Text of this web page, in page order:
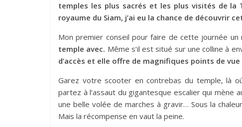
temples les plus sacrés et les plus visités de la
royaume du Siam, j’ai eu la chance de découvrir
Mon premier conseil pour faire de cette journée un
temple avec. Même s’il est situé sur une colline à
d’accès et elle offre de magnifiques points de vue
Garez votre scooter en contrebas du temple, là
partez à l’assaut du gigantesque escalier qui mène
une belle volée de marches à gravir… Sous la
Mais la récompense en vaut la peine.